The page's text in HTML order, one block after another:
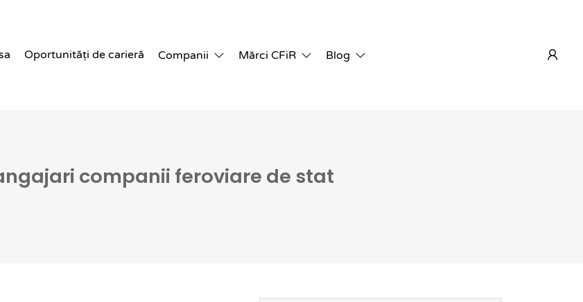
Oportunități de carieră Companii Mărci CFiR Blog
companii feroviare de stat